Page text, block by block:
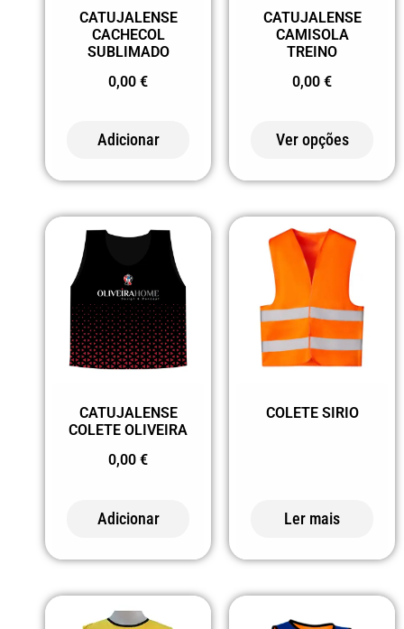
CATUJALENSE
CACHECOL
SUBLIMADO
0,00 €
Adicionar
CATUJALENSE
CAMISOLA
TREINO
0,00 €
Ver opções
CATUJALENSE
COLETE OLIVEIRA
0,00 €
Adicionar
COLETE SIRIO
Ler mais